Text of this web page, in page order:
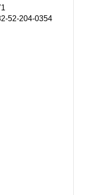
52-204-0354